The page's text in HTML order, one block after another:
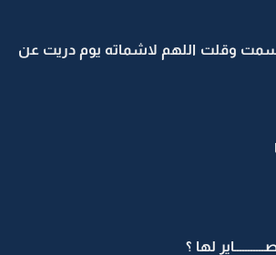
وقلت اللهم لاشماته يوم دريت عن
لها ؟